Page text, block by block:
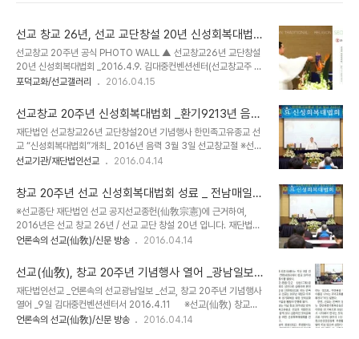
선교 창교 26년, 선교 교단창설 20년 신성회복대법회
공식포토월
선교창교 20주년 공식 PHOTO WALL ▲ 선교창교26년 교단창설
20년 신성회복대법회 _2016.4.9. 김대중컨벤션센터(선교창교주 취
정 박광의 원사님 尊影) ▲ "선교 20주년 성명서" _2016.4.9. 김대
교 선교(仙敎)Korean Traditional Religion, SeonGyo. ※선교
(仙敎) 창교와 교단의 확립 _ 공지 [선교종헌]에 근거하여 2016년은
환기9213년 단기4349년 선교창교 26년 선교교단창설 20년 입니
다.선교 교조 박광의(朴光義) 취정원사(聚正元師)께서 창교하신 선
교(仙敎)는 귀원일체환시시 1988년에 개천입교(開天立敎)하여,
포덕교화/선교갤러리 2016.04.15
선교창교 20주년 신성회복대법회 _환기9213년 음력
3월 3일
재단법인 선교창교26년 교단창설20년 기념행사 한민족고유종교 선
교 “신성회복대법회”개최_ 2016년 음력 3월 3일 선교창교절 ※선교
(仙敎) 창교와 교단의 확립 _ 공지 [선교종헌]에 근거하여 2016년은
다. 선교 교조 박광의(朴光義) 취정원사(聚正元師)께서 창교하신
선교(仙敎)는 귀원일체환시시 1988년에 개천입교(開天立敎)하여,
1991년 창교, 1997년 선교경전 결집을 통해 교단의 확립을 이루었
습니다. 선교 교단은 선교최고의결기관 선교환인집부회 종사결의에
의거, 취정원사님의 「1991년 선교창교 원년」을 선교종헌에 제정반포
서기1988년 무진년 선교창..
선교기관/재단법인선교 2016.04.14
창교 20주년 선교 신성회복대법회 성료 _ 전남매일
2016.4.11
※선교종단 재단법인 선교 공지선교종헌(仙敎宗憲)에 근거하여,
2016년은 선교 창교 26년 / 선교 교단 창설 20년 입니다. 재단법인
선교 _언론속의 선교 전남매일 _창교 20주년 선교 신성회복대법회 성
월 11일(월) 00:00 (재)선교(仙敎)는 지난 9일 김대중 컨벤션센터
에서 창교 20주년 기념행사를 개최했다.환인·환웅·단군 삼성(三聖)
을 한민족의 성인으로 숭배하며 환인을 신앙대상으로 하는 민족대종
교 선교는 1997년 대창교 이후 한민족 정기회복을 위한 포덕교화 지
원사업을 활발히 진행해 왔다. 선교는 이날 창교 20주년을 맞아 한민
언론속의 선교(仙敎)/신문 방송 2016.04.14
선교(仙敎), 창교 20주년 기념행사 열어 _광남일보
2016.4.11
재단법인선교 _언론속의 선교광남일보 _선교, 창교 20주년 기념행사
열어 _9일 김대중컨벤션센터서 2016.4.11 ※선교(仙敎) 창교
와 교단의 확립 _ 공지[선교종헌]에 근거하여 2016년은 환기9213년
언론속의 선교(仙敎)/신문 방송 2016.04.14